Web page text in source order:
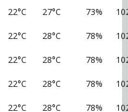
22°C 27°C 73%
22°C 28°C 78%
22°C 28°C 78%
22°C 28°C 78%
22°C 28°C 78%